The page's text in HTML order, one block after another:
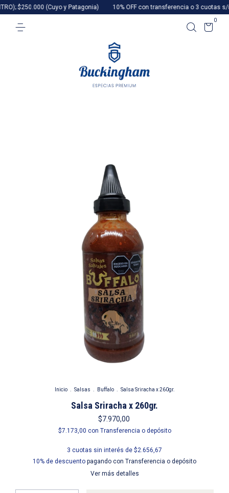
(Cuyo y Patagonia) 10% OFF con transferencia o 3 cuotas s/interés
0
Inicio Salsas Buffalo Salsa Sriracha x 260gr.
Salsa Sriracha x 260gr.
$7.970,00
$7.173,00 con Transferencia o depósito
3 cuotas sin interés de $2.656,67
10% de descuento pagando con Transferencia o depósito
Ver más detalles